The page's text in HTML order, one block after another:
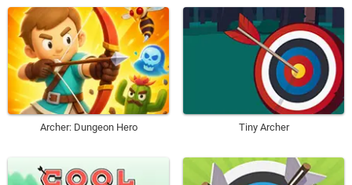
Archer: Dungeon Hero Tiny Archer